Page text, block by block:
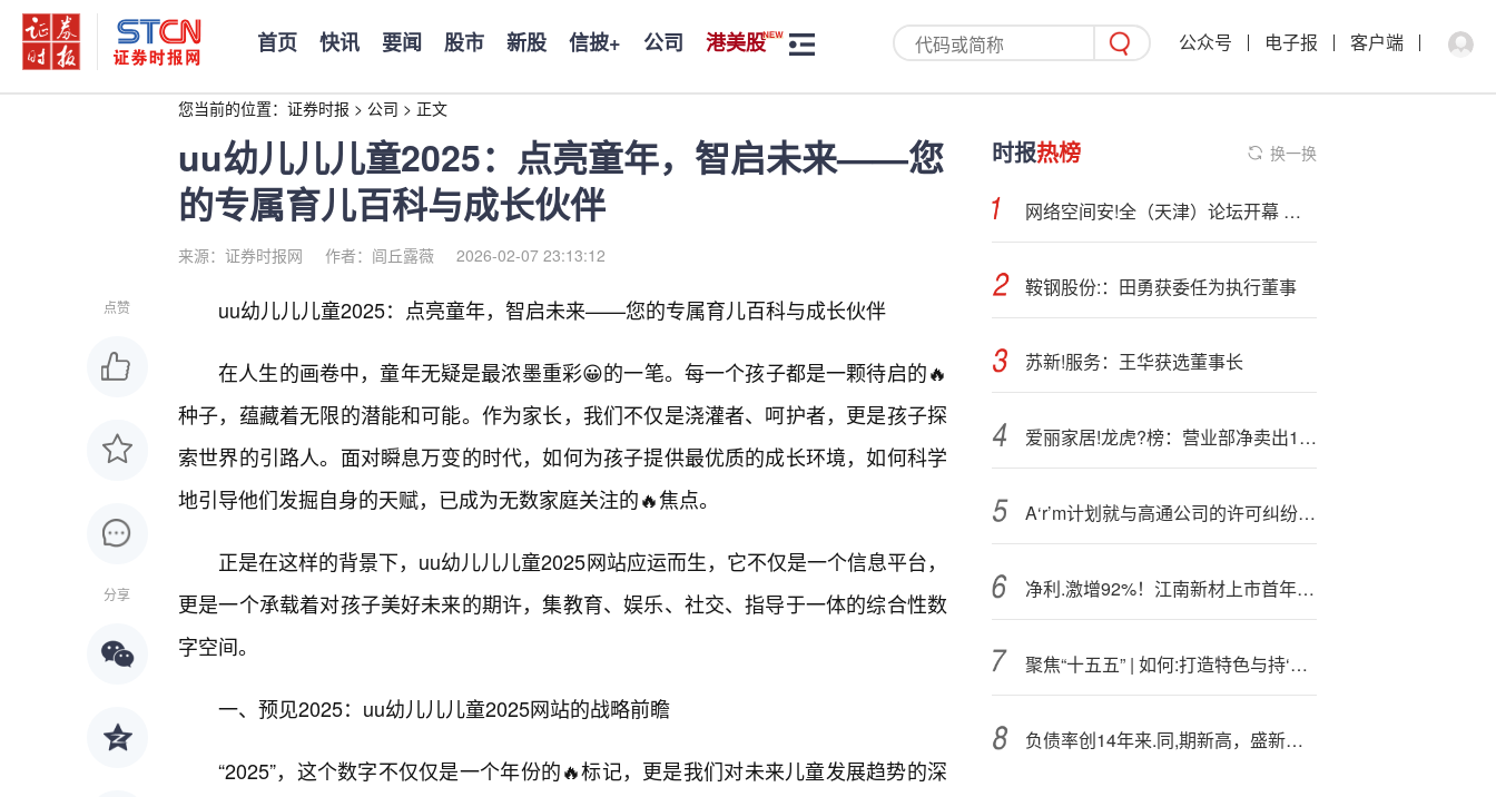
首页 快讯 要闻 股市 新股 信披+ 公司 港美股 公众号 电子报 客户端
您当前的位置： 证券时报 > 公司 > 正文
uu幼儿儿儿童2025：点亮童年，智启未来——您
的专属育儿百科与成长伙伴
来源：证券时报网 作者：闾丘露薇 2026-02-07 23:13:12
点赞
分享
uu幼儿儿儿童2025：点亮童年，智启未来——您的专属育儿百科与成长伙伴
在人生的画卷中，童年无疑是最浓墨重彩😀的一笔。每一个孩子都是一颗待启的🔥
种子，蕴藏着无限的潜能和可能。作为家长，我们不仅是浇灌者、呵护者，更是孩子探
索世界的引路人。面对瞬息万变的时代，如何为孩子提供最优质的成长环境，如何科学
地引导他们发掘自身的天赋，已成为无数家庭关注的🔥焦点。
正是在这样的背景下，uu幼儿儿儿童2025网站应运而生，它不仅是一个信息平台，
更是一个承载着对孩子美好未来的期许，集教育、娱乐、社交、指导于一体的综合性数
字空间。
一、预见2025：uu幼儿儿儿童2025网站的战略前瞻
“2025”，这个数字不仅仅是一个年份的🔥标记，更是我们对未来儿童发展趋势的深
时报热榜 换一换
网络空间安!全（天津）论坛开幕 马上消费牵头多家金融机构发布数据安全与个人信息保护倡议
鞍钢股份:：田勇获委任为执行董事
苏新!服务：王华获选董事长
爱丽家居!龙虎?榜：营业部净卖出1694.11万元
A‘r’m计划就与高通公司的许可纠纷判决提出上诉
净利.激增92%！江南新材上市首年交出的高增长答卷
聚焦“十五五” | 如何:打造特色与持‘久’竞争力兼具的产业体系？
负债率创14年来.同,期新高，盛新锂能放弃港股IPO拉客户募资还债